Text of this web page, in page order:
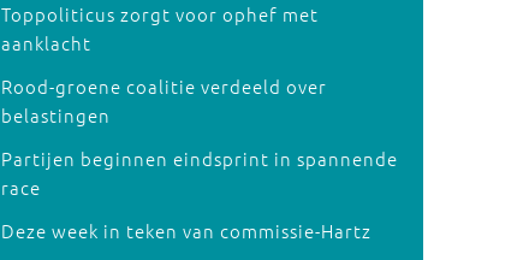
Toppoliticus zorgt voor ophef met
aanklacht
Rood-groene coalitie verdeeld over
belastingen
Partijen beginnen eindsprint in spannende
race
Deze week in teken van commissie-Hartz